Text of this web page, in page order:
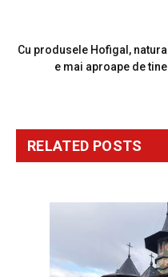
Cu produsele Hofigal, natura
e mai aproape de tine
RELATED POSTS